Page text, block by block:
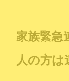
家族緊急
人の方